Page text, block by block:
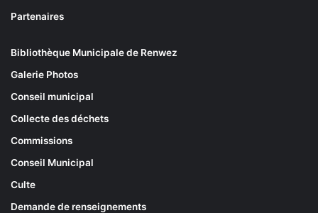
Partenaires
Bibliothèque Municipale de Renwez
Galerie Photos
Conseil municipal
Collecte des déchets
Commissions
Conseil Municipal
Culte
Demande de renseignements